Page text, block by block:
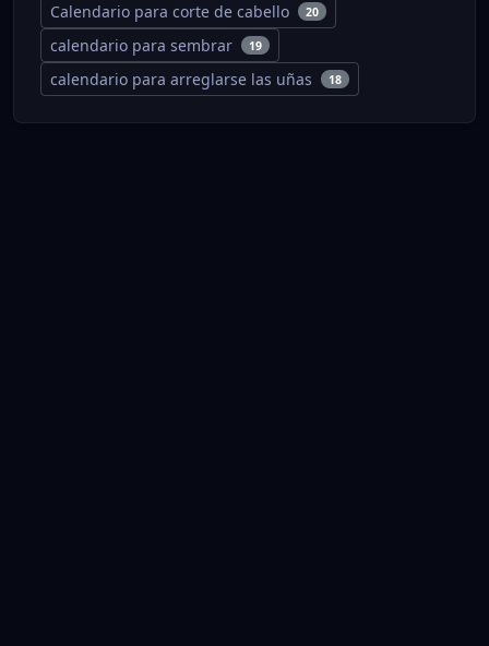
Calendario para corte de cabello 20
calendario para sembrar 19
calendario para arreglarse las uñas 18